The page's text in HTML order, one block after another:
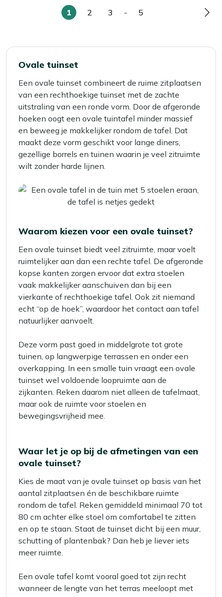
U
1
Pagina
2
Pagina
3 -
Pagina
5
Ovale tuinset
Een ovale tuinset combineert de ruime zitplaatsen
van een rechthoekige tuinset met de zachte
uitstraling van een ronde vorm. Door de afgeronde
hoeken oogt een ovale tuintafel minder massief
en beweeg je makkelijker rondom de tafel. Dat
maakt deze vorm geschikt voor lange diners,
gezellige borrels en tuinen waarin je veel zitruimte
wilt zonder harde lijnen.
Waarom kiezen voor een ovale tuinset?
Een ovale tuinset biedt veel zitruimte, maar voelt
ruimtelijker aan dan een rechte tafel. De afgeronde
kopse kanten zorgen ervoor dat extra stoelen
vaak makkelijker aanschuiven dan bij een
vierkante of rechthoekige tafel. Ook zit niemand
echt “op de hoek”, waardoor het contact aan tafel
natuurlijker aanvoelt.
Deze vorm past goed in middelgrote tot grote
tuinen, op langwerpige terrassen en onder een
overkapping. In een smalle tuin vraagt een ovale
tuinset wel voldoende loopruimte aan de
zijkanten. Reken daarom niet alleen de tafelmaat,
maar ook de ruimte voor stoelen en
bewegingsvrijheid mee.
Waar let je op bij de afmetingen van een
ovale tuinset?
Kies de maat van je ovale tuinset op basis van het
aantal zitplaatsen én de beschikbare ruimte
rondom de tafel. Reken gemiddeld minimaal 70 tot
80 cm achter elke stoel om comfortabel te zitten
en op te staan. Staat de tuinset dicht bij een muur,
schutting of plantenbak? Dan heb je liever iets
meer ruimte.
Een ovale tafel komt vooral goed tot zijn recht
wanneer de lengte van het terras meeloopt met